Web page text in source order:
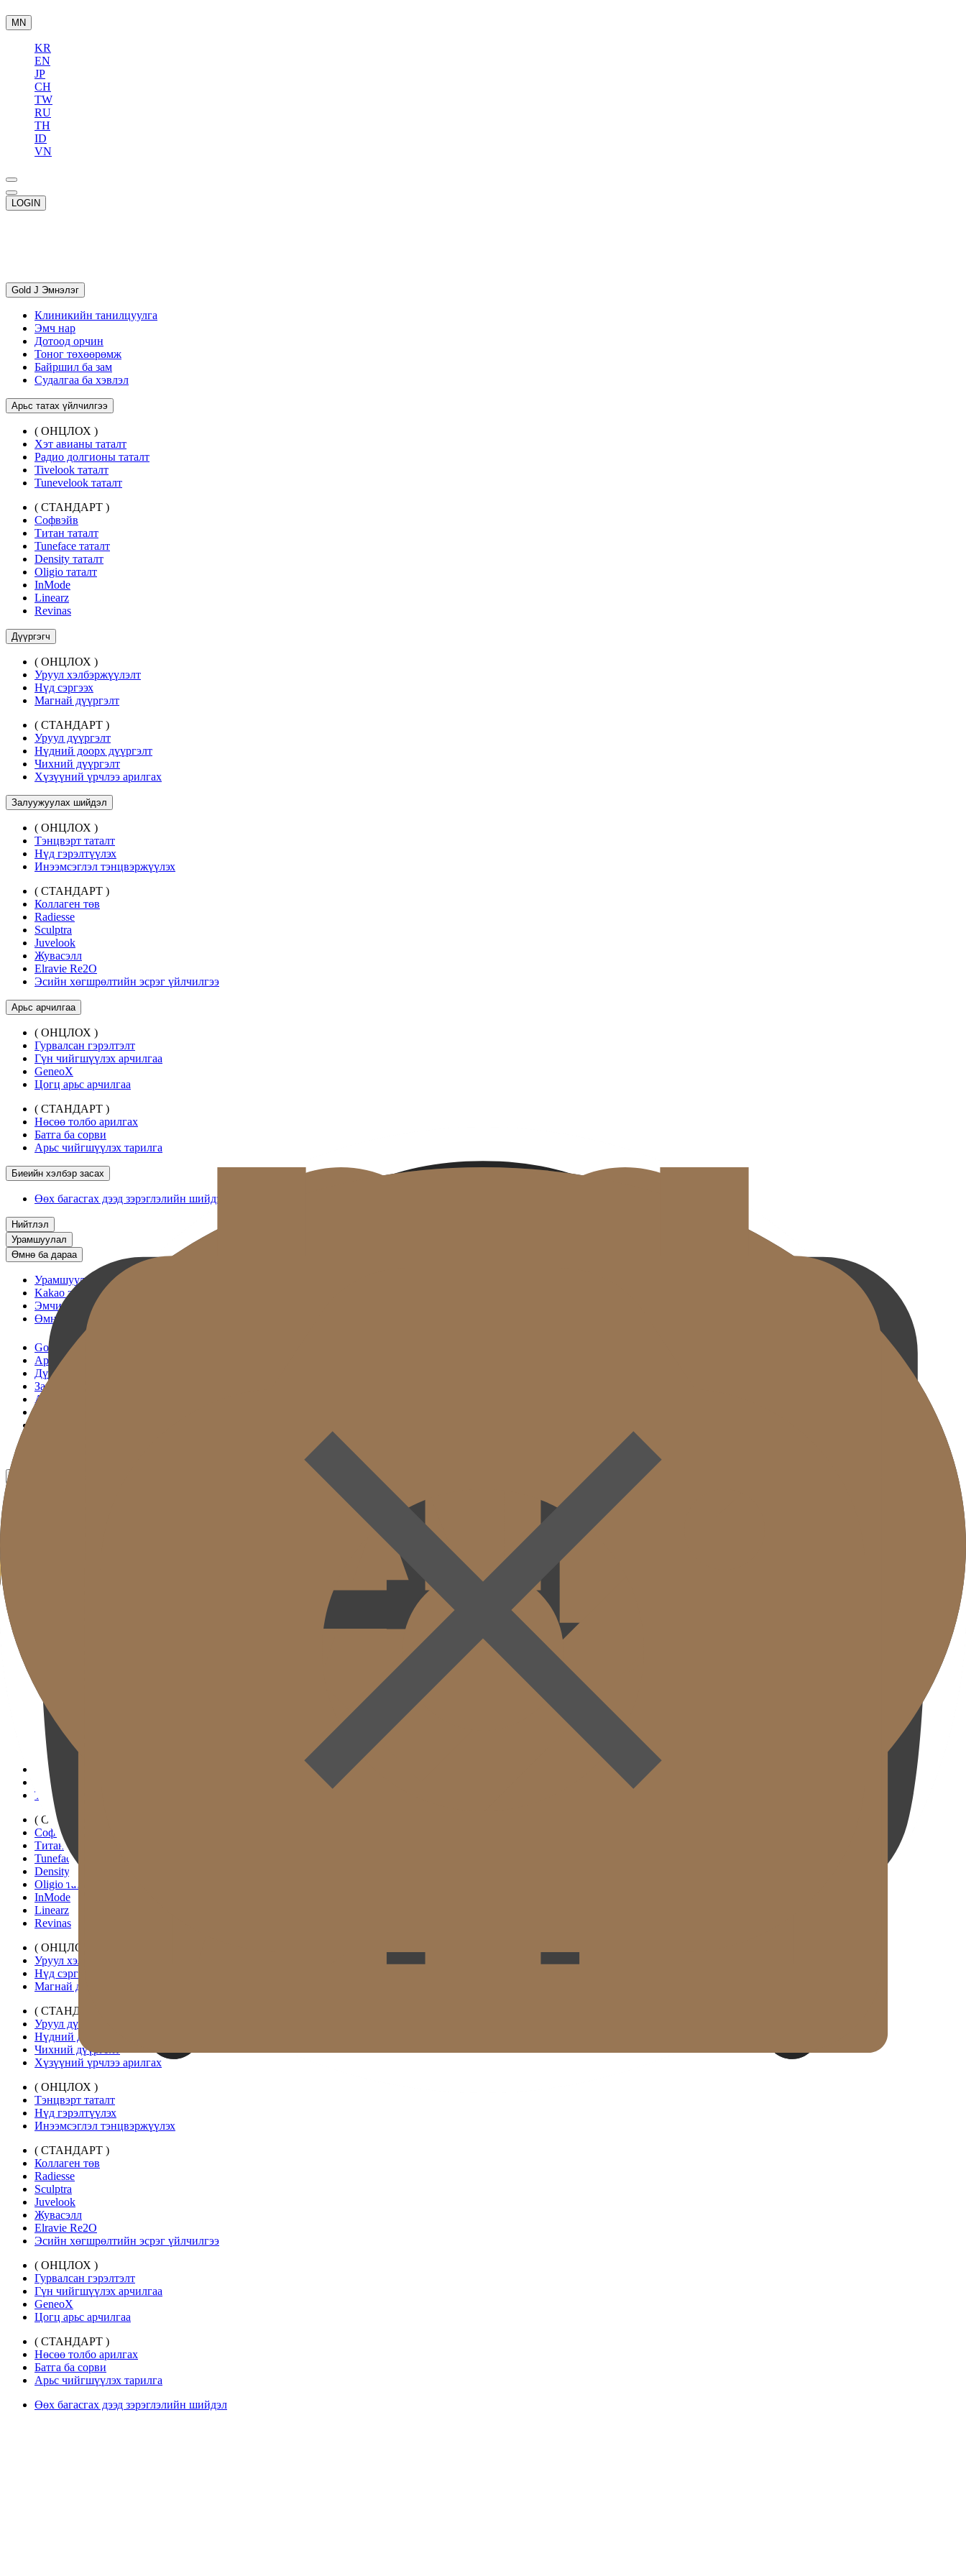
MN
KR
EN
JP
CH
TW
RU
TH
ID
VN
LOGIN
Gold J Эмнэлэг
Клиникийн танилцуулга
Эмч нар
Дотоод орчин
Тоног төхөөрөмж
Байршил ба зам
Судалгаа ба хэвлэл
Арьс татах үйлчилгээ
( ОНЦЛОХ )
Хэт авианы таталт
Радио долгионы таталт
Tivelook таталт
Tunevelook таталт
( СТАНДАРТ )
Софвэйв
Титан таталт
Tuneface таталт
Density таталт
Oligio таталт
InMode
Linearz
Revinas
Дүүргэгч
( ОНЦЛОХ )
Уруул хэлбэржүүлэлт
Нүд сэргээх
Магнай дүүргэлт
( СТАНДАРТ )
Уруул дүүргэлт
Нүдний доорх дүүргэлт
Чихний дүүргэлт
Хүзүүний үрчлээ арилгах
Залуужуулах шийдэл
( ОНЦЛОХ )
Тэнцвэрт таталт
Нүд гэрэлтүүлэх
Инээмсэглэл тэнцвэржүүлэх
( СТАНДАРТ )
Коллаген төв
Radiesse
Sculptra
Juvelook
Жувасэлл
Elravie Re2O
Эсийн хөгшрөлтийн эсрэг үйлчилгээ
Арьс арчилгаа
( ОНЦЛОХ )
Гурвалсан гэрэлтэлт
Гүн чийгшүүлэх арчилгаа
GeneoX
Цогц арьс арчилгаа
( СТАНДАРТ )
Нөсөө толбо арилгах
Батга ба сорви
Арьс чийгшүүлэх тарилга
Биеийн хэлбэр засах
Өөх багасгах дээд зэрэглэлийн шийдэл
Нийтлэл
Урамшуулал
Өмнө ба дараа
Урамшуулал
Kakao зөвлөлдөх
Эмчилгээний цаг захиалах
Өмнө & Дараа
Gold J Эмнэлэг
Арьс татах үйлчилгээ
Дүүргэгч
Залуужуулах шийдэл
Арьс арчилгаа
Тоног төхөөрөмж
Байршил ба зам
Судалгаа ба хэвлэл
( ОНЦЛОХ )
Хэт авианы таталт
Радио долгионы таталт
Tivelook таталт
Tunevelook таталт
( СТАНДАРТ )
Софвэйв
Титан таталт
Tuneface таталт
Density таталт
Oligio таталт
InMode
Linearz
Revinas
( ОНЦЛОХ )
Уруул хэлбэржүүлэлт
Нүд сэргээх
Магнай дүүргэлт
( СТАНДАРТ )
Уруул дүүргэлт
Нүдний доорх дүүргэлт
Чихний дүүргэлт
Хүзүүний үрчлээ арилгах
( ОНЦЛОХ )
Тэнцвэрт таталт
Нүд гэрэлтүүлэх
Инээмсэглэл тэнцвэржүүлэх
( СТАНДАРТ )
Коллаген төв
Radiesse
Sculptra
Juvelook
Жувасэлл
Elravie Re2O
Эсийн хөгшрөлтийн эсрэг үйлчилгээ
( ОНЦЛОХ )
Гурвалсан гэрэлтэлт
Гүн чийгшүүлэх арчилгаа
GeneoX
Цогц арьс арчилгаа
( СТАНДАРТ )
Нөсөө толбо арилгах
Батга ба сорви
Арьс чийгшүүлэх тарилга
Өөх багасгах дээд зэрэглэлийн шийдэл